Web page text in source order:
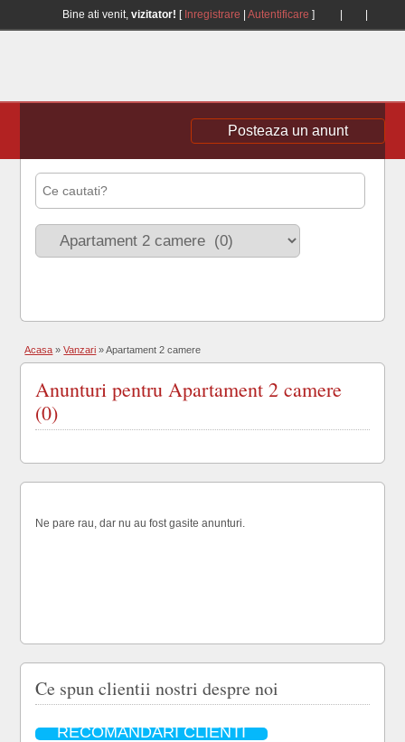
Bine ati venit, vizitator! [ Inregistrare Autentificare ]
Posteaza un anunt
Acasa » Vanzari » Apartament 2 camere
Anunturi pentru Apartament 2 camere
(0)
Ne pare rau, dar nu au fost gasite anunturi.
Ce spun clientii nostri despre noi
RECOMANDARI CLIENTI